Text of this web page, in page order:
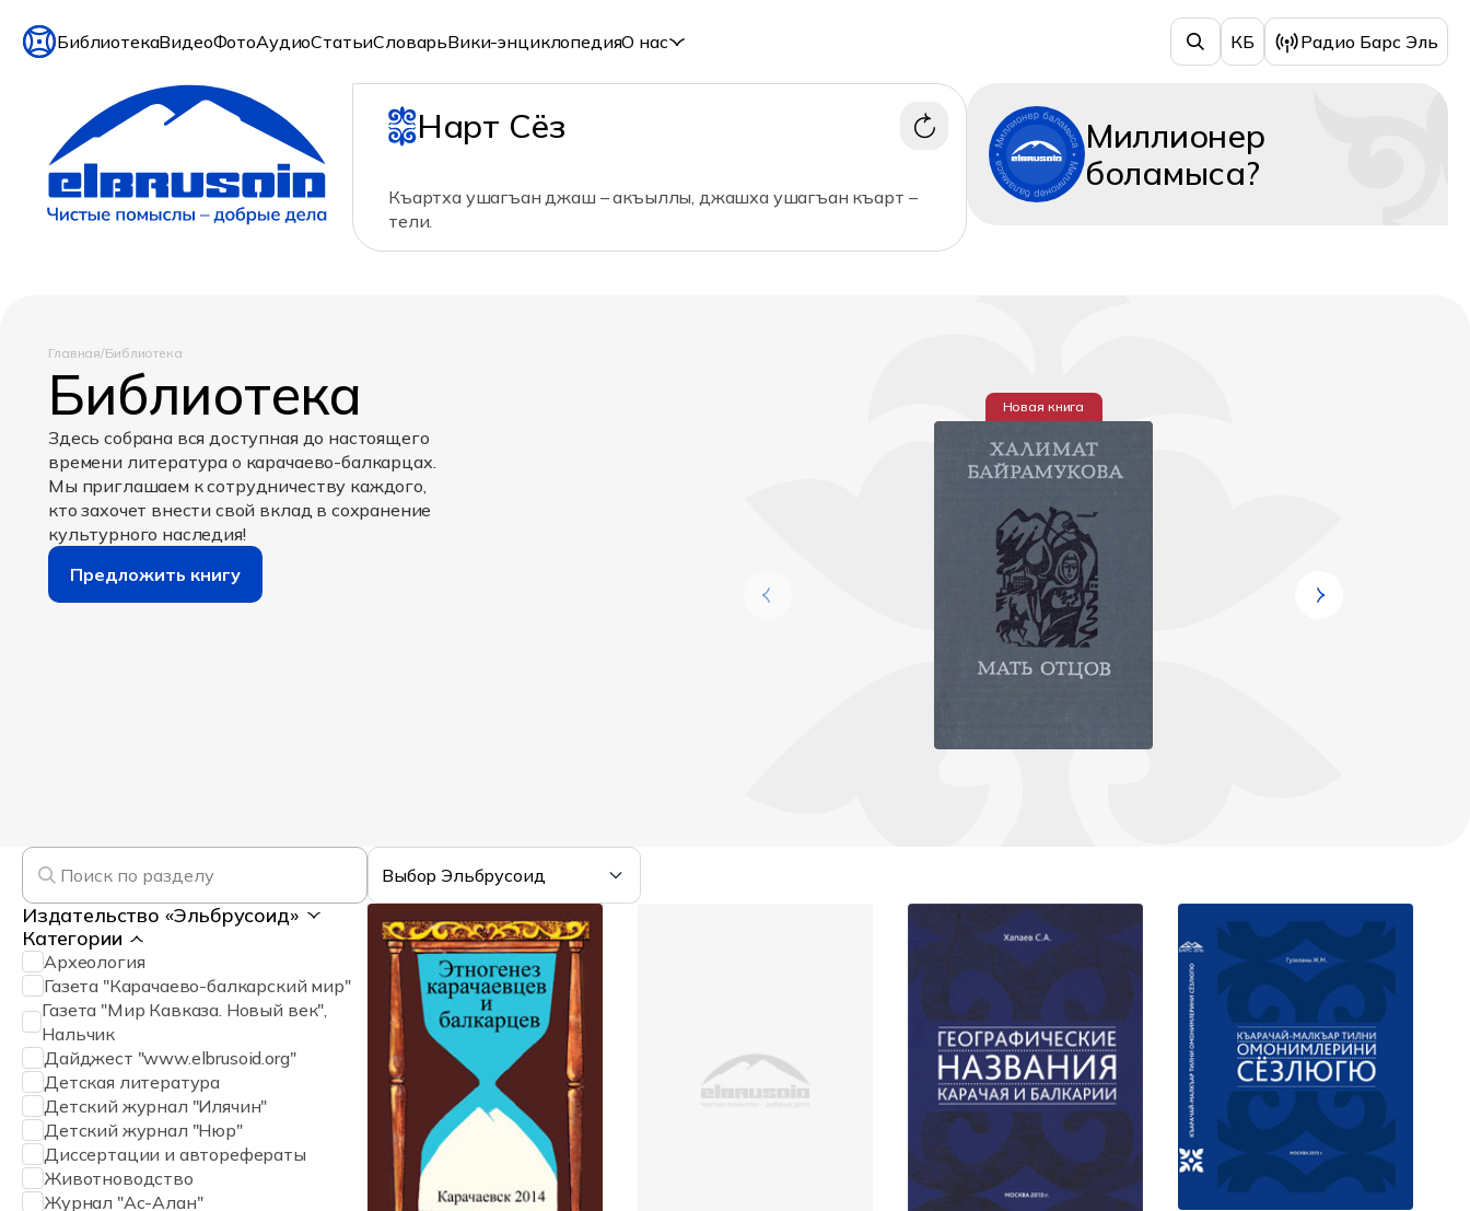
БиблиотекаВидеоФотоАудиоСтатьиСловарьВики-энциклопедияО нас КБ Радио Барс Эль
Нарт Сёз
Къартха ушагъан джаш – акъыллы, джашха ушагъан къарт –
тели.
Миллионер
боламыса?
Главная/Библиотека
Библиотека
Здесь собрана вся доступная до настоящего
времени литература о карачаево-балкарцах.
Мы приглашаем к сотрудничеству каждого,
кто захочет внести свой вклад в сохранение
культурного наследия!
Предложить книгу
Новая книга
Издательство «Эльбрусоид»
Категории
Археология
Газета "Карачаево-балкарский мир"
Газета "Мир Кавказа. Новый век",
Нальчик
Дайджест "www.elbrusoid.org"
Детская литература
Детский журнал "Илячин"
Детский журнал "Нюр"
Диссертации и авторефераты
Животноводство
Журнал "Ас-Алан"
Выбор Эльбрусоид